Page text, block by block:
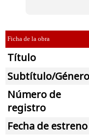
Ficha de la obra
Título
Subtítulo/Género
Número de
registro
Fecha de estreno